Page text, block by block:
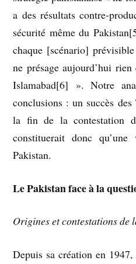
a des résultats contre-
sécurité même du
chaque [scénario]
ne présage aujourd’hui
Islamabad[6] ». Notre
conclusions : un succès
la fin de la contestation
constituerait donc
Pakistan.
Le Pakistan face à la
Origines et contestations de
Depuis sa création en